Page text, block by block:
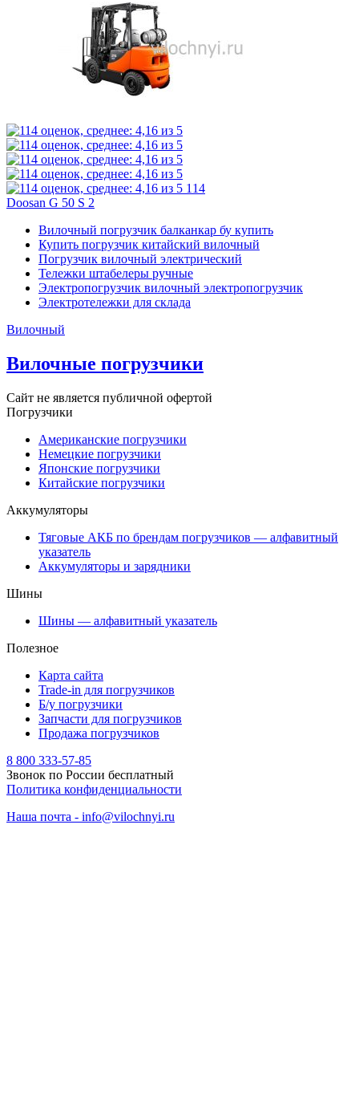
114
Doosan G 50 S 2
Вилочный погрузчик балканкар бу купить
Купить погрузчик китайский вилочный
Погрузчик вилочный электрический
Тележки штабелеры ручные
Электропогрузчик вилочный электропогрузчик
Электротележки для склада
Вилочный
Вилочные погрузчики
Сайт не является публичной офертой
Погрузчики
Американские погрузчики
Немецкие погрузчики
Японские погрузчики
Китайские погрузчики
Аккумуляторы
Тяговые АКБ по брендам погрузчиков — алфавитный
указатель
Аккумуляторы и зарядники
Шины
Шины — алфавитный указатель
Полезное
Карта сайта
Trade-in для погрузчиков
Б/у погрузчики
Запчасти для погрузчиков
Продажа погрузчиков
8 800 333-57-85
Звонок по России бесплатный
Политика конфиденциальности
Наша почта - info@vilochnyi.ru